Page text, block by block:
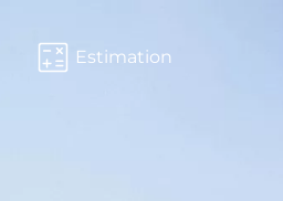
Estimation